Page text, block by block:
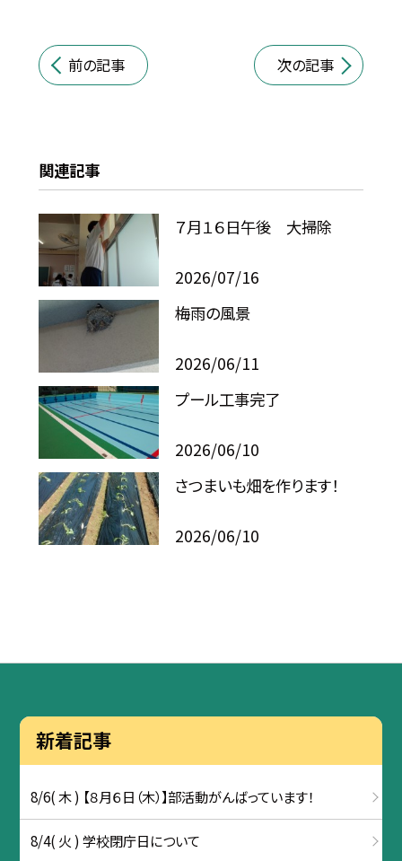
前の記事 次の記事
関連記事
７月１６日午後 大掃除
2026/07/16
梅雨の風景
2026/06/11
プール工事完了
2026/06/10
さつまいも畑を作ります！
2026/06/10
新着記事
8/6( 木 ) 【８月６日（木）】部活動がんばっています！
8/4( 火 ) 学校閉庁日について